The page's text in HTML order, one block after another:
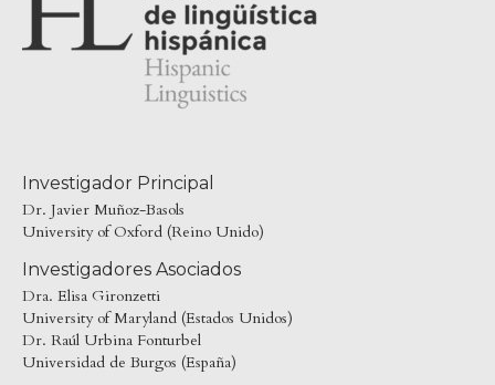
Investigador Principal
Dr. Javier Muñoz-Basols
University of Oxford (Reino Unido)
Investigadores Asociados
Dra. Elisa Gironzetti
University of Maryland (Estados Unidos)
Dr. Raúl Urbina Fonturbel
Universidad de Burgos (España)